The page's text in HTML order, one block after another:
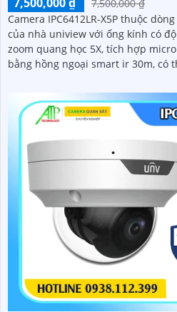
7,500,000 ₫
Camera IPC6412LR-X5P thuộc
của nhà uniview với ống kính có
zoom quang học 5X, tích hợp
bằng hồng ngoại smart ir 30m, có